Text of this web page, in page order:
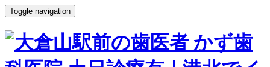
Toggle navigation